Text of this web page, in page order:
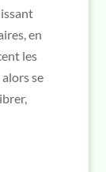
en
les
se